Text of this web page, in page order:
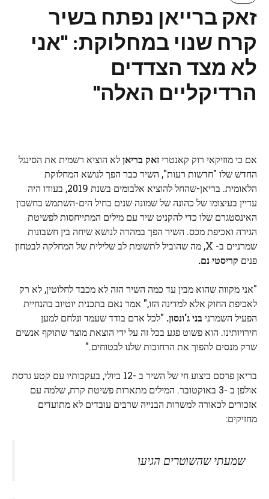
זאק ברייאן נפתח בשיר
קרח שנוי במחלוקת: "אני
לא מצד הצדדים
הרדיקליים האלה"
אם כי מוזיקאי רוק קאנטריזאק בריאןלא הוציא רשמית את הסינגל
החדש שלו "חדשות רעות", השיר כבר הפך לנושא המחלוקת
הלאומית. בריאן-שהחל להוציא אלבומים בשנת 2019, בעודו היה
עדיין בעיצומו של כהונה של שמונה שנים בחיל הים-השתמש בחשבון
האינסטגרם שלו כדי להקניט שיר עם מילים המתייחסות לפשיטת
הגירה ואכיפת מכס. השיר הפך במהרה לנושא שיחה בין חשבונות
שמרניים ב- X, מה שהוביל לתשומת לב שלילית של המחלקה לבטחון
פנים קריסטי נם.
"אני מקווה שהוא מבין עד כמה השיר הזה לא מכבד לחלוטין, לא רק
לאכיפת החוק אלא למדינה הזו," אמר נאם בתכנית יוטיוב בהנחיית
הפעיל השמרני בני ג'ונסון. "לכל אדם בודד שעמד ונלחם למען
חירויותינו. הוא פשוט פגע בכל זה על ידי הוצאת מוצר שתוקף אנשים
שרק מנסים להפוך את הרחובות שלנו לבטוחים."
בריאן פרסם ביצוע חי של השיר ב -12 ביולי, בעקבותיו עם קטע גרסת
אולפן ב -3 באוקטובר. המילים מתארות פשיטת קרח, שלמה עם
אזכורים לכאורה למשרות הבנייה שרבים עובדים לא מתועדים
מחזיקים:
שמעתי שהשוטרים הגיעו